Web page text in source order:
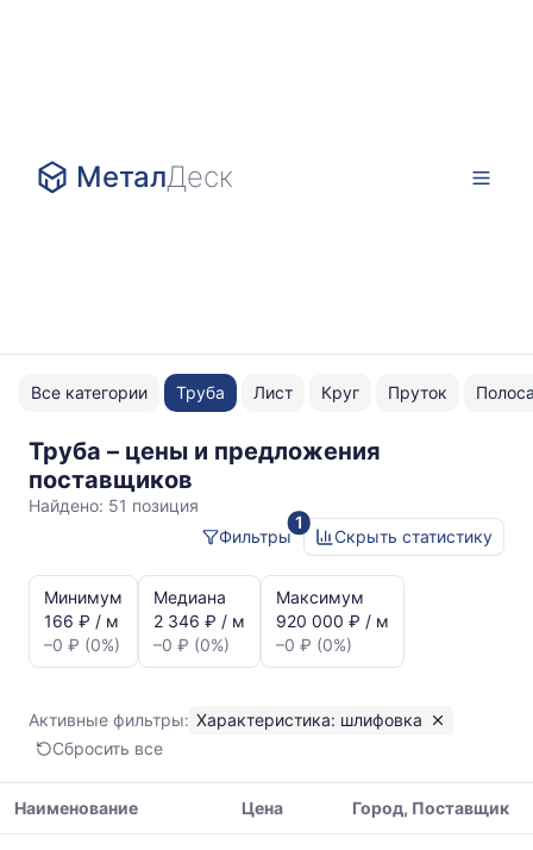
МеталДеск
Все категории Труба Лист Круг Пруток
Труба – цены и предложения
поставщиков
Найдено: 51 позиция
1
Фильтры
Скрыть статистику
динамика
цен:
Труба
Показаны
минимальная,
медианная
и
максимальная
Минимум
166 ₽ / м
–0 ₽ (0%)
Медиана
2 346 ₽ / м
–0 ₽ (0%)
Максимум
920 000 ₽ / м
–0 ₽ (0%)
Активные фильтры: Характеристика: шлифовка
Сбросить все
Наименование Цена Город, Поставщик